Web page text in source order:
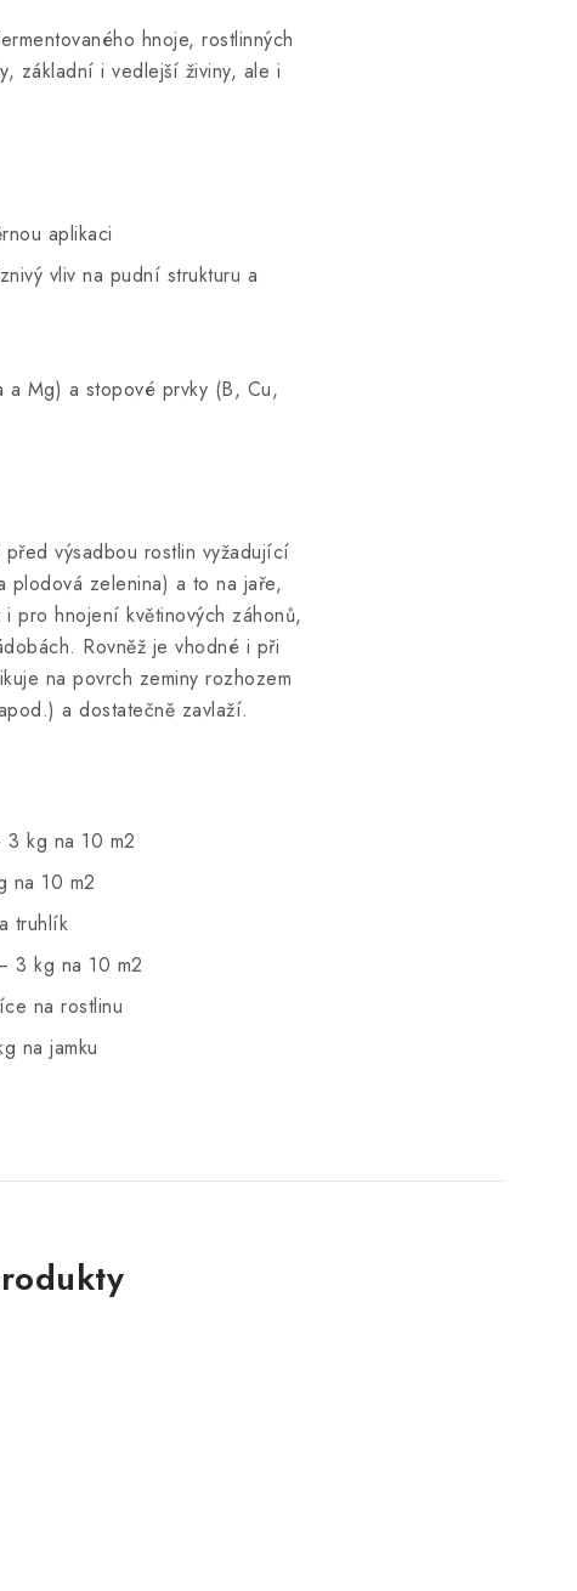
hnoje, rostlinných
základní i vedlejší živiny, ale i
aplikaci
vliv na pudní strukturu a
Mg) a stopové prvky (B, Cu,
výsadbou rostlin vyžadující
plodová zelenina) a to na jaře,
pro hnojení květinových záhonů,
Rovněž je vhodné i při
na povrch zeminy rozhozem
a dostatečně zavlaží.
na 10 m2
10 m2
truhlík
10 m2
rostlinu
na jamku